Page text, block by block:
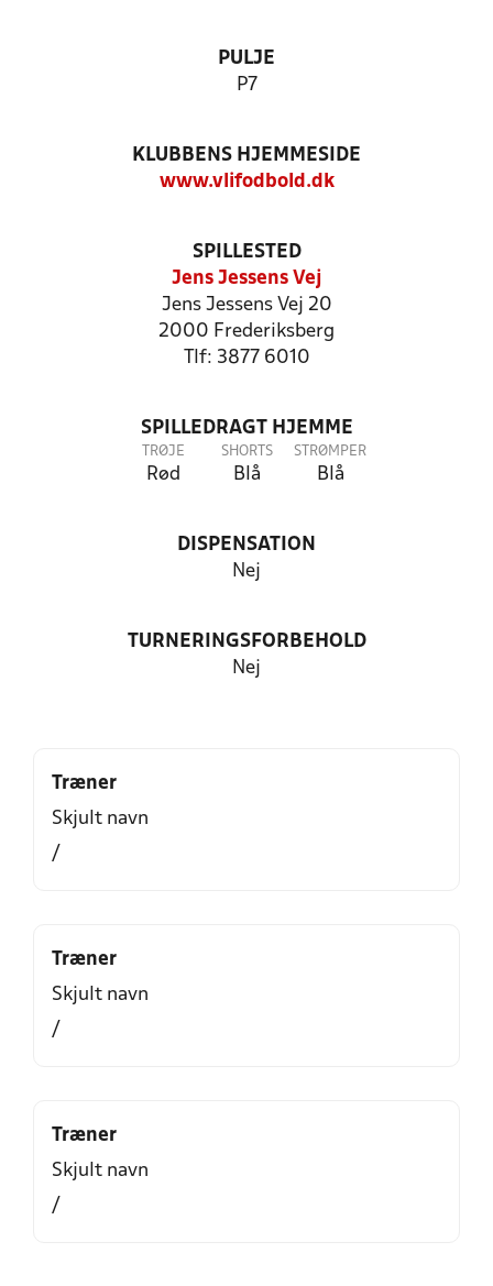
PULJE
P7
KLUBBENS HJEMMESIDE
www.vlifodbold.dk
SPILLESTED
Jens Jessens Vej
Jens Jessens Vej 20
2000 Frederiksberg
Tlf: 3877 6010
SPILLEDRAGT HJEMME
TRØJE
Rød
SHORTS
Blå
STRØMPER
Blå
DISPENSATION
Nej
TURNERINGSFORBEHOLD
Nej
Træner
Skjult navn
/
Træner
Skjult navn
/
Træner
Skjult navn
/